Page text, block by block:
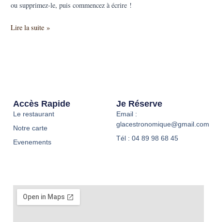
ou supprimez-le, puis commencez à écrire !
Lire la suite »
Accès Rapide
Le restaurant
Notre carte
Evenements
Je Réserve
Email :
glacestronomique@gmail.com
Tél : 04 89 98 68 45